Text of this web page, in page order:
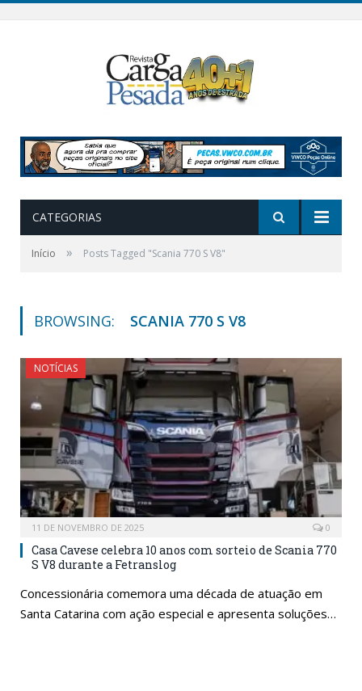
CATEGORIAS
Início » Posts Tagged "Scania 770 S V8"
BROWSING: SCANIA 770 S V8
NOTÍCIAS
11 DE NOVEMBRO DE 2025 0
Casa Cavese celebra 10 anos com sorteio de Scania 770
S V8 durante a Fetranslog
Concessionária comemora uma década de atuação em
Santa Catarina com ação especial e apresenta soluções…